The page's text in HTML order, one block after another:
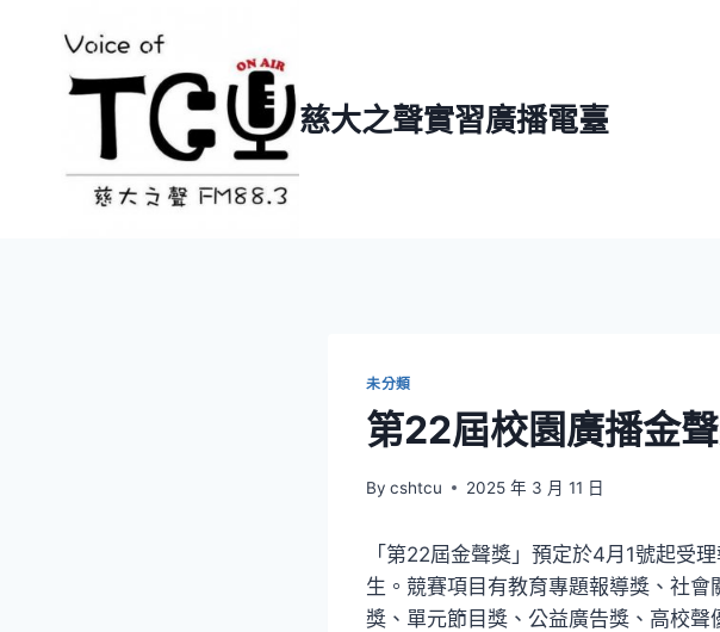
content
慈大之聲實習廣播電臺
未分類
第22屆校園廣播金
By cshtcu 2025 年 3 月 11 日
「第22屆金聲獎」預定於4月1號起受
生。競賽項目有教育專題報導獎、社
獎、單元節目獎、公益廣告獎、高校